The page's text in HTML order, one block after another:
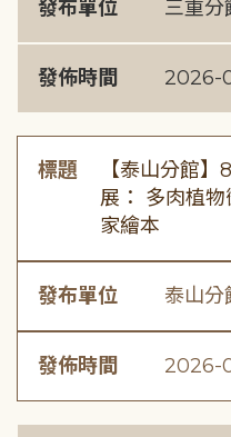
發布單位 三重分
發佈時間 2026-
標題
【泰山分館
展： 多肉植
家繪本
發布單位 泰山分
發佈時間 2026-